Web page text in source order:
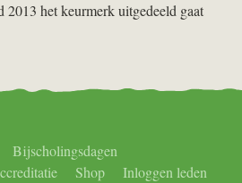
2013 het keurmerk uitgedeeld gaat
Bijscholingsdagen
Shop Inloggen leden